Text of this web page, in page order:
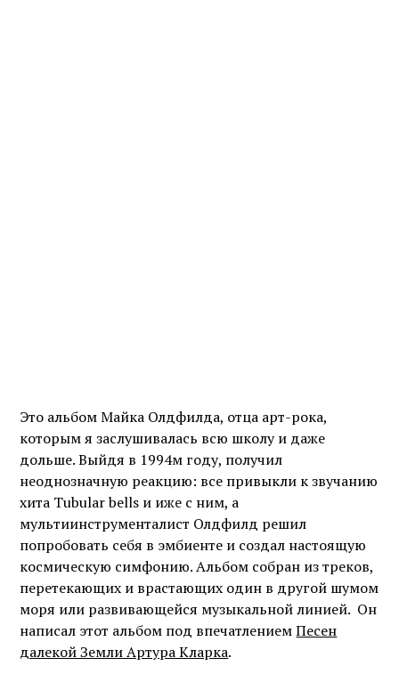
Это альбом Майка Олдфилда, отца арт-рока,
которым я заслушивалась всю школу и даже
дольше. Выйдя в 1994м году, получил
неоднозначную реакцию: все привыкли к звучанию
хита Tubular bells и иже с ним, а
мультиинструменталист Олдфилд решил
попробовать себя в эмбиенте и создал настоящую
космическую симфонию. Альбом собран из треков,
перетекающих и врастающих один в другой шумом
моря или развивающейся музыкальной линией. Он
написал этот альбом под впечатлениемПесен
далекой Земли Артура Кларка.